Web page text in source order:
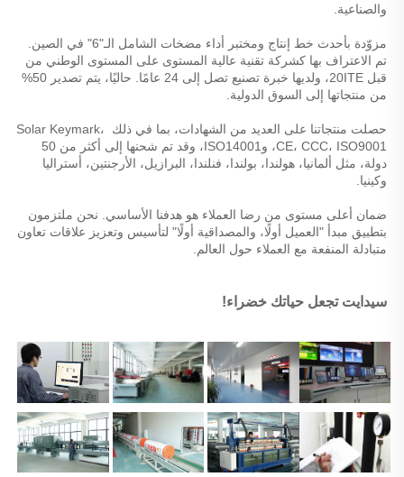
والصناعية.
من منتجاتها إلى السوق الدولية.
حصلت منتجاتنا على العديد من الشهادات، بما في ذلك Solar Keymark،
وكينيا.
متبادلة المنفعة مع العملاء حول العالم.
سيدايت تجعل حياتك خضراء!